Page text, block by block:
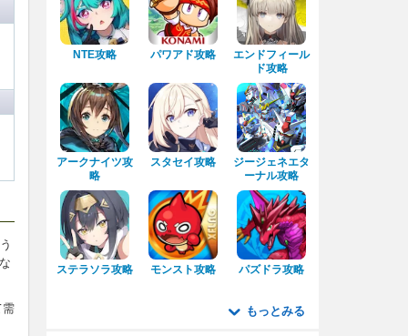
需
NTE攻略 パワアド攻略
エンドフィール
ド攻略
アークナイツ攻
略
スタセイ攻略
ジージェネエタ
ーナル攻略
ステラソラ攻略 モンスト攻略 パズドラ攻略
もっとみる